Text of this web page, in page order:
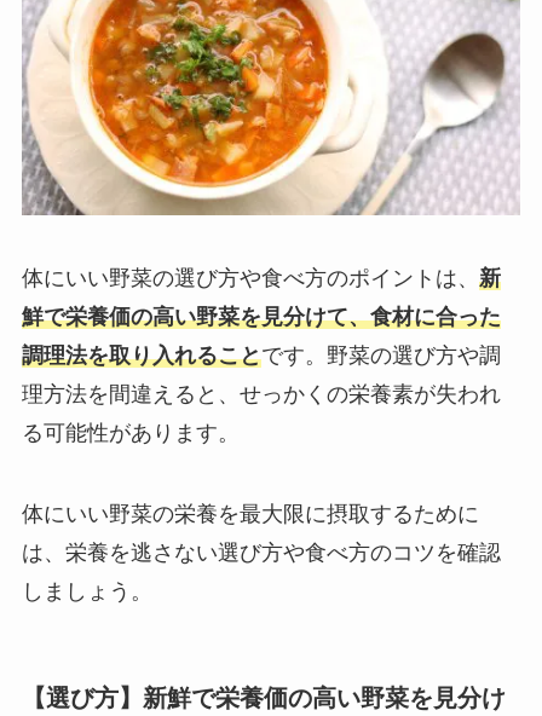
体にいい野菜の選び方や食べ方のポイントは、 新
鮮で栄養価の高い野菜を見分けて、食材に合った
調理法を取り入れることです。野菜の選び方や調
理方法を間違えると、せっかくの栄養素が失われ
る可能性があります。
体にいい野菜の栄養を最大限に摂取するために
は、栄養を逃さない選び方や食べ方のコツを確認
しましょう。
【選び方】新鮮で栄養価の高い野菜を見分け